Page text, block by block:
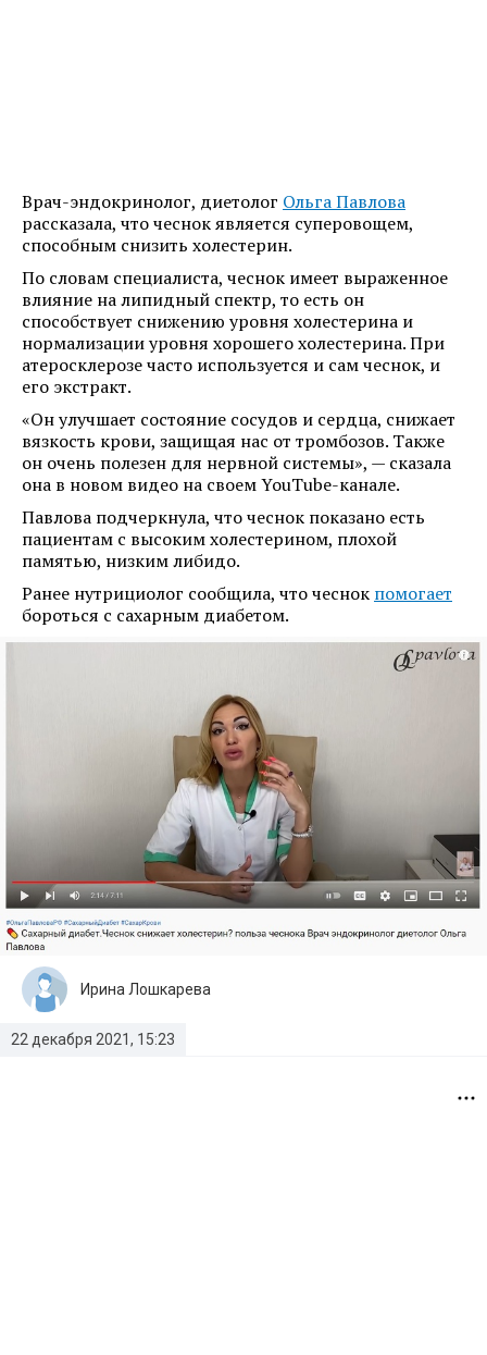
Врач-эндокринолог, диетолог Ольга Павлова
рассказала, что чеснок является суперовощем,
способным снизить холестерин.
По словам специалиста, чеснок имеет выраженное
влияние на липидный спектр, то есть он
способствует снижению уровня холестерина и
нормализации уровня хорошего холестерина. При
атеросклерозе часто используется и сам чеснок, и
его экстракт.
«Он улучшает состояние сосудов и сердца, снижает
вязкость крови, защищая нас от тромбозов. Также
он очень полезен для нервной системы», — сказала
она в новом видео на своем YouTube-канале.
Павлова подчеркнула, что чеснок показано есть
пациентам с высоким холестерином, плохой
памятью, низким либидо.
Ранее нутрициолог сообщила, что чеснок помогает
бороться с сахарным диабетом.
22 декабря 2021, 15:23
Ирина Лошкарева